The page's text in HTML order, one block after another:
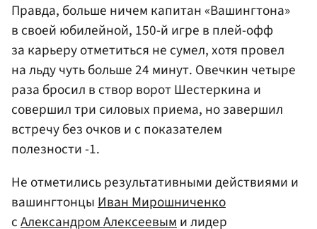
Правда, больше ничем капитан «Вашингтона»
в своей юбилейной, 150-й игре в плей-офф
за карьеру отметиться не сумел, хотя провел
на льду чуть больше 24 минут. Овечкин четыре
раза бросил в створ ворот Шестеркина и
совершил три силовых приема, но завершил
встречу без очков и с показателем
полезности -1.
Не отметились результативными действиями и
вашингтонцыИван Мирошниченко
сАлександром Алексеевыми лидер